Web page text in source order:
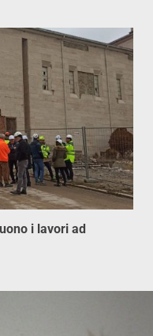
i lavori ad